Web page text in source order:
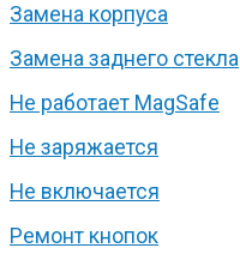
Замена корпуса
Замена заднего стекла
Не работает MagSafe
Не заряжается
Не включается
Ремонт кнопок